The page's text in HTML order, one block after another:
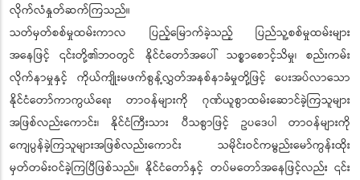
လိုက်လံနှုတ်ဆက်ကြသည်။
သတ်မှတ်စစ်မှုထမ်းကာလ ပြည့်မြောက်ခဲ့သည့် ပြည်သူ့စစ်မှုထမ်းများ
အနေဖြင့် ၎င်းတို့၏ဘဝတွင် နိုင်ငံတော်အပေါ် သစ္စာစောင့်သိမှု၊ စည်းကမ်း
လိုက်နာမှုနှင့် ကိုယ်ကျိုးမဖက်စွန့်လွှတ်အနစ်နာခံမှုတို့ဖြင့် ပေးအပ်လာသော
နိုင်ငံတော်ကာကွယ်ရေး တာဝန်များကို ဂုဏ်ယူစွာထမ်းဆောင်ခဲ့ကြသူများ
အဖြစ်လည်းကောင်း၊ နိုင်ငံကြီးသား ပီသစွာဖြင့် ဥပဒေပါ တာဝန်များကို
ကျေပွန်ခဲ့ကြသူများအဖြစ်လည်းကောင်း သမိုင်းဝင်ကမ္ဗည်းမော်ကွန်းထိုး
မှတ်တမ်းဝင်ခဲ့ကြပြီဖြစ်သည်။ နိုင်ငံတော်နှင့် တပ်မတော်အနေဖြင့်လည်း ၎င်း